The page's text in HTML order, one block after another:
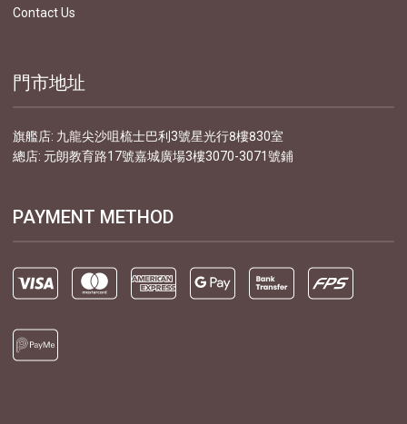
Contact Us
門市地址
旗艦店: 九龍尖沙咀梳士巴利3號星光行8樓830室
總店: 元朗教育路17號嘉城廣場3樓3070-3071號鋪
PAYMENT METHOD